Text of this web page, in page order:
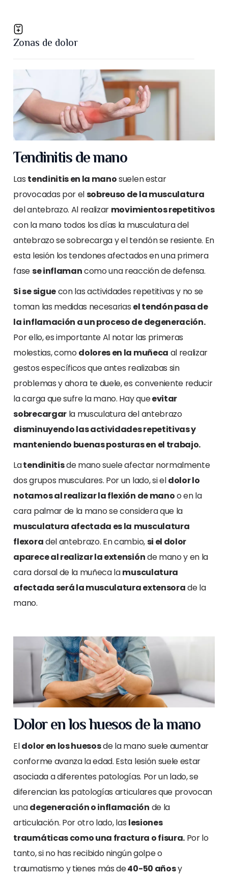
Zonas de dolor
Tendinitis de mano
Las tendinitis en la manosuelen estar
provocadas por elsobreuso de la musculatura
del antebrazo. Al realizar movimientos repetitivos
con la mano todos los días la musculatura del
antebrazo se sobrecarga y el tendón se resiente. En
esta lesión los tendones afectados en una primera
fasese inflamancomo una reacción de defensa.
Si se siguecon las actividades repetitivas y no se
toman las medidas necesarias el tendón pasa de
la inflamación a un proceso de degeneración.
Por ello, es importante Al notar las primeras
molestias, comodolores en la muñeca al realizar
gestos específicos que antes realizabas sin
problemas y ahora te duele, es conveniente reducir
la carga que sufre la mano. Hay queevitar
sobrecargarla musculatura del antebrazo
disminuyendo las actividades repetitivas y
manteniendo buenas posturas en el trabajo.
Latendinitisde mano suele afectar normalmente
dos grupos musculares. Por un lado, si eldolor lo
notamos al realizar la flexión de manoo en la
cara palmar de la mano se considera que la
musculatura afectada es la musculatura
flexoradel antebrazo. En cambio,si el dolor
aparece al realizar la extensiónde mano y en la
cara dorsal de la muñeca lamusculatura
afectada será la musculatura extensorade la
mano.
Dolor en los huesos de la mano
Eldolor en los huesosde la mano suele aumentar
conforme avanza la edad. Esta lesión suele estar
asociada a diferentes patologías. Por un lado, se
diferencian las patologías articulares que provocan
unadegeneración o inflamación de la
articulación. Por otro lado, las lesiones
traumáticas como una fractura o fisura.Por lo
tanto, si no has recibido ningún golpe o
traumatismo y tienes más de40-50 añosy